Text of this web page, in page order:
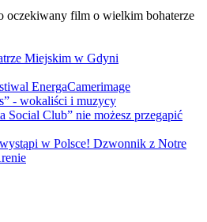
oczekiwany film o wielkim bohaterze
Miejskim w Gdyni
EnergaCamerimage
- wokaliści i muzycy
Social Club” nie możesz przegapić
w Polsce! Dzwonnik z Notre